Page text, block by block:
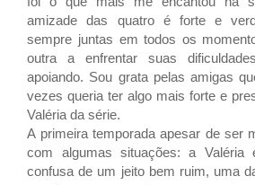
amizade das quatro é forte e
sempre juntas em todos os
outra a enfrentar suas
apoiando. Sou grata pelas amigas
vezes queria ter algo mais forte e
Valéria da série.
A primeira temporada apesar de ser
com algumas situações: a Valéria
confusa de um jeito bem ruim, uma